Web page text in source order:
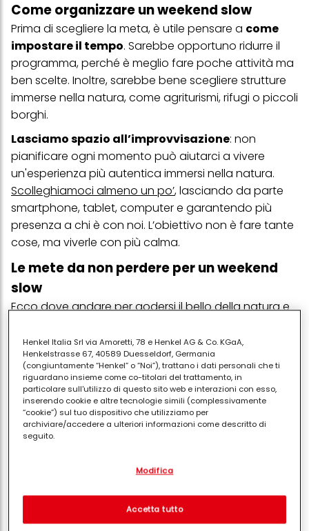
Come organizzare un weekend slow
Prima di scegliere la meta, è utile pensare a come
impostare il tempo. Sarebbe opportuno ridurre il
programma, perché è meglio fare poche attività ma
ben scelte. Inoltre, sarebbe bene scegliere strutture
immerse nella natura, come agriturismi, rifugi o piccoli
borghi.
Lasciamo spazio all’improvvisazione: non
pianificare ogni momento può aiutarci a vivere
un'esperienza più autentica immersi nella natura.
Scolleghiamoci almeno un po’, lasciando da parte
smartphone, tablet, computer e garantendo più
presenza a chi è con noi. L’obiettivo non è fare tante
cose, ma viverle con più calma.
Le mete da non perdere per un weekend
slow
Ecco dove andare per godersi il bello dellanaturae
Val d’Orcia – Toscana. Un paesaggio fatto di
colline morbide, cipressi e borghi senza tempo.
Qui il ritmo è naturalmente lento e invita a
passeggiare, degustare prodotti locali e
godersi il silenzio.
meno affollata. Sentieri immersi nella natura,
panorami spettacolari e la possibilità di
riconnettersi davvero con l’ambiente.
Henkel Italia Srl via Amoretti, 78 e Henkel AG & Co. KGaA,
Henkelstrasse 67, 40589 Duesseldorf, Germania
(congiuntamente “Henkel” o “Noi”), trattano i dati personali che ti
riguardano insieme come co-titolari del trattamento, in
particolare sull'utilizzo di questo sito web e interazioni con esso,
inserendo cookie e altre tecnologie simili (complessivamente
“cookie”) sul tuo dispositivo che utilizziamo per
archiviare/accedere a ulteriori informazioni come descritto di
seguito.
separati o co-titolari come indicato nella nostra Informativa sulla
pixel, impronte digitali e tecnologie simili" utilizzeremo anche
cookie ed elaboreremo i dati relativi a te per
Modifica
Accetta tutto